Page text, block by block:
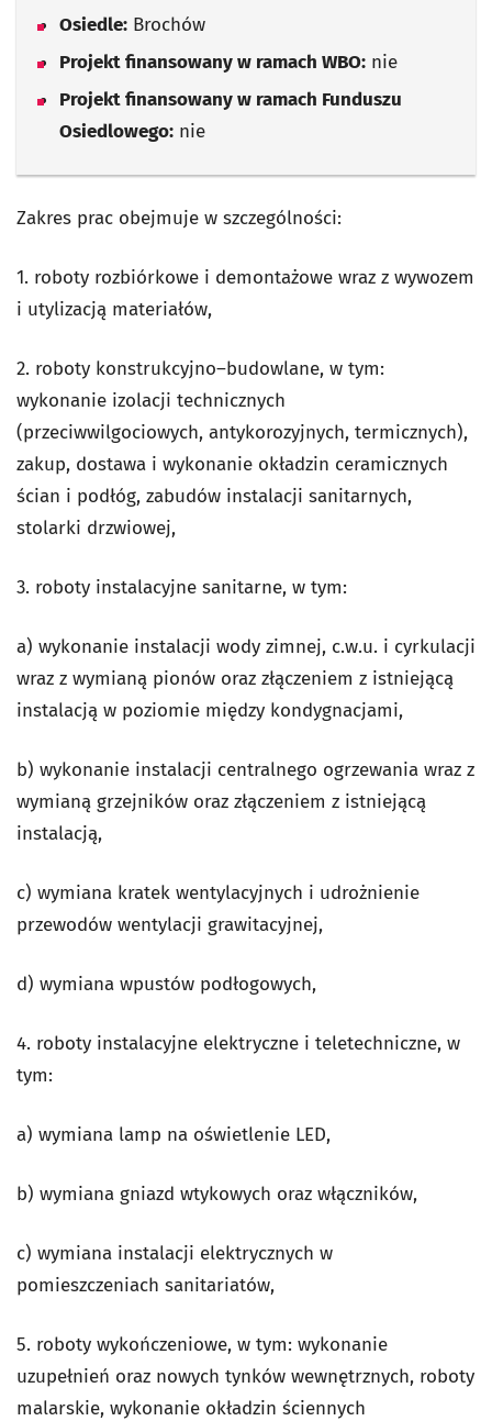
Osiedle: Brochów
Projekt finansowany w ramach WBO: nie
Projekt finansowany w ramach Funduszu
Osiedlowego: nie
Zakres prac obejmuje w szczególności:
1. roboty rozbiórkowe i demontażowe wraz z wywozem
i utylizacją materiałów,
2. roboty konstrukcyjno–budowlane, w tym:
wykonanie izolacji technicznych
(przeciwwilgociowych, antykorozyjnych, termicznych),
zakup, dostawa i wykonanie okładzin ceramicznych
ścian i podłóg, zabudów instalacji sanitarnych,
stolarki drzwiowej,
3. roboty instalacyjne sanitarne, w tym:
a) wykonanie instalacji wody zimnej, c.w.u. i cyrkulacji
wraz z wymianą pionów oraz złączeniem z istniejącą
instalacją w poziomie między kondygnacjami,
b) wykonanie instalacji centralnego ogrzewania wraz z
wymianą grzejników oraz złączeniem z istniejącą
instalacją,
c) wymiana kratek wentylacyjnych i udrożnienie
przewodów wentylacji grawitacyjnej,
d) wymiana wpustów podłogowych,
4. roboty instalacyjne elektryczne i teletechniczne, w
tym:
a) wymiana lamp na oświetlenie LED,
b) wymiana gniazd wtykowych oraz włączników,
c) wymiana instalacji elektrycznych w
pomieszczeniach sanitariatów,
5. roboty wykończeniowe, w tym: wykonanie
uzupełnień oraz nowych tynków wewnętrznych, roboty
malarskie, wykonanie okładzin ściennych